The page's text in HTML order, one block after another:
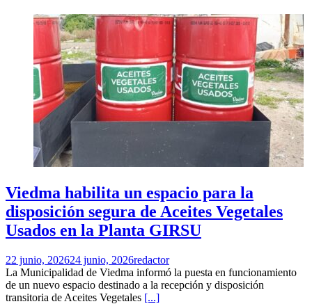
Viedma habilita un espacio para la
disposición segura de Aceites Vegetales
Usados en la Planta GIRSU
22 junio, 202624 junio, 2026redactor
La Municipalidad de Viedma informó la puesta en funcionamiento
de un nuevo espacio destinado a la recepción y disposición
transitoria de Aceites Vegetales [...]